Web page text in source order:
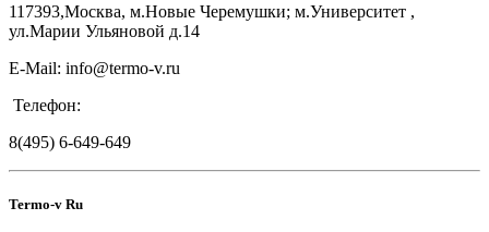
117393,Москва, м.Новые Черемушки; м.Университет ,
ул.Марии Ульяновой д.14
E-Mail: info@termo-v.ru
Телефон:
8(495) 6-649-649
Termo-v Ru